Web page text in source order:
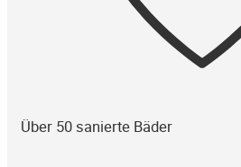
Über 50 sanierte Bäder